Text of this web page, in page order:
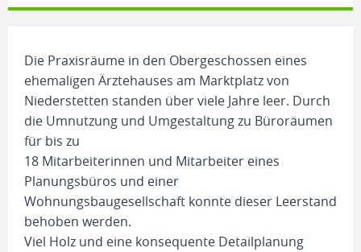
Die Praxisräume in den Obergeschossen eines
ehemaligen Ärztehauses am Marktplatz von
Niederstetten standen über viele Jahre leer. Durch
die Umnutzung und Umgestaltung zu Büroräumen
für bis zu
18 Mitarbeiterinnen und Mitarbeiter eines
Planungsbüros und einer
Wohnungsbaugesellschaft konnte dieser Leerstand
behoben werden.
Viel Holz und eine konsequente Detailplanung